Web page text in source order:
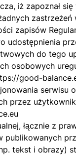
iż zapoznał
zapisów
udostępnienia
do tego
osobowych
good-
serwisu
przez
łącznie z
publikowanych
tekst i obrazy)